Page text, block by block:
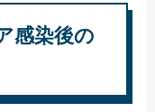
感染後の